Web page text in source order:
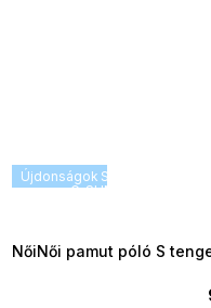
Újdonságok SUMMER SALE -
NőiNői pamut póló S